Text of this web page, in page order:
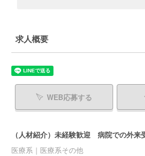
求人概要
WEB応募する
（人材紹介）未経験歓迎 病院での外来
医療系｜医療系その他